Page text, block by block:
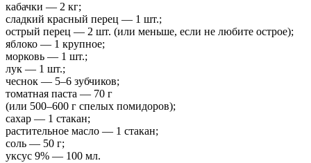
кабачки — 2 кг;
сладкий красный перец — 1 шт.;
острый перец — 2 шт. (или меньше, если не любите острое);
яблоко — 1 крупное;
морковь — 1 шт.;
лук — 1 шт.;
чеснок — 5–6 зубчиков;
томатная паста — 70 г
(или 500–600 г спелых помидоров);
сахар — 1 стакан;
растительное масло — 1 стакан;
соль — 50 г;
уксус 9% — 100 мл.